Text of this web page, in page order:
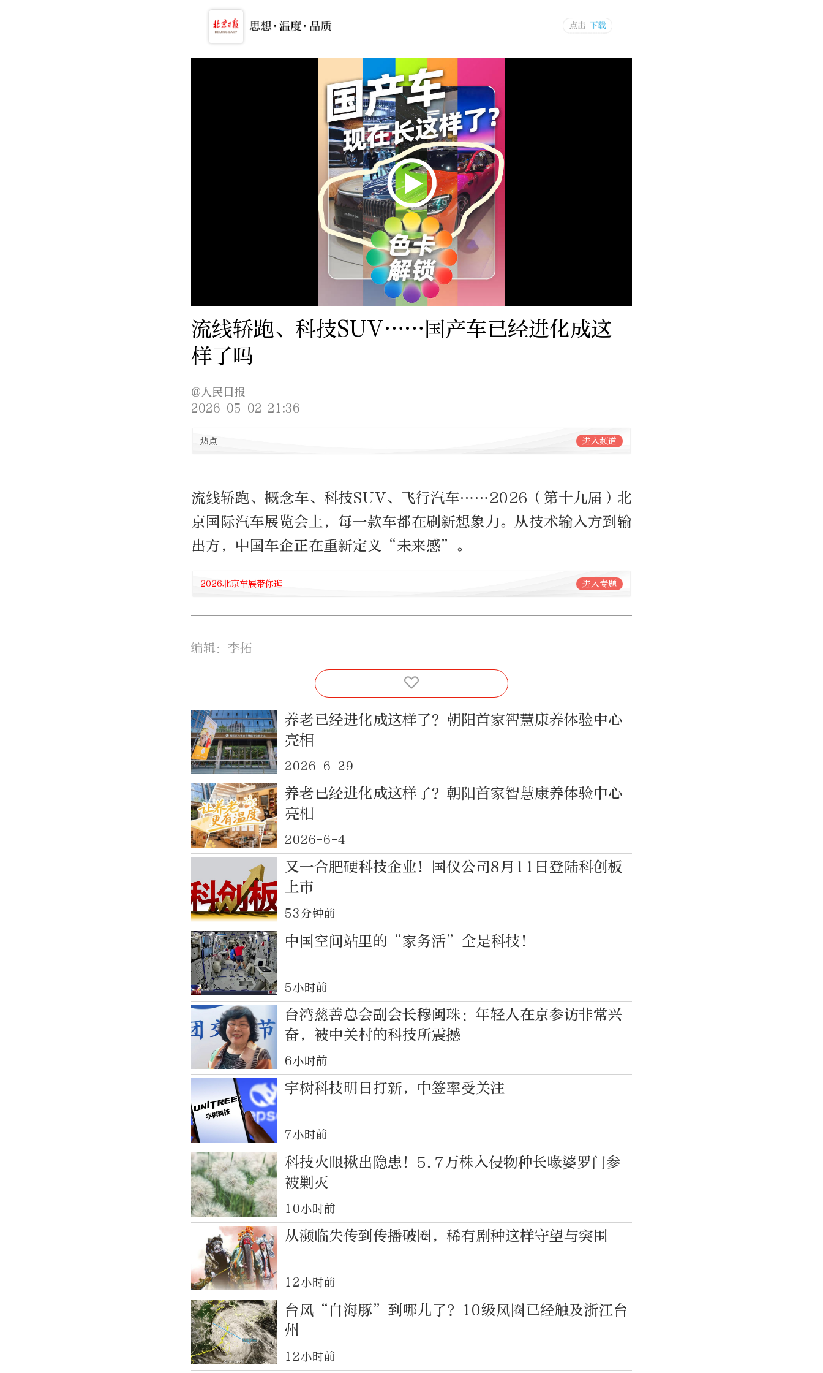
流线轿跑、科技SUV……国产车已经进化成这
样了吗
@人民日报
2026-05-02 21:36
热点 进入频道
流线轿跑、概念车、科技SUV、飞行汽车……2026（第十九届）北
京国际汽车展览会上，每一款车都在刷新想象力。从技术输入方到输
出方，中国车企正在重新定义“未来感”。
2026北京车展带你逛 进入专题
编辑：李拓
养老已经进化成这样了？朝阳首家智慧康养体验中心
亮相
2026-6-29
养老已经进化成这样了？朝阳首家智慧康养体验中心
亮相
2026-6-4
又一合肥硬科技企业！国仪公司8月11日登陆科创板
上市
53分钟前
中国空间站里的“家务活”全是科技！
5小时前
台湾慈善总会副会长穆闽珠：年轻人在京参访非常兴
奋，被中关村的科技所震撼
6小时前
宇树科技明日打新，中签率受关注
7小时前
科技火眼揪出隐患！5.7万株入侵物种长喙婆罗门参
被剿灭
10小时前
从濒临失传到传播破圈，稀有剧种这样守望与突围
12小时前
台风“白海豚”到哪儿了？10级风圈已经触及浙江台
州
12小时前